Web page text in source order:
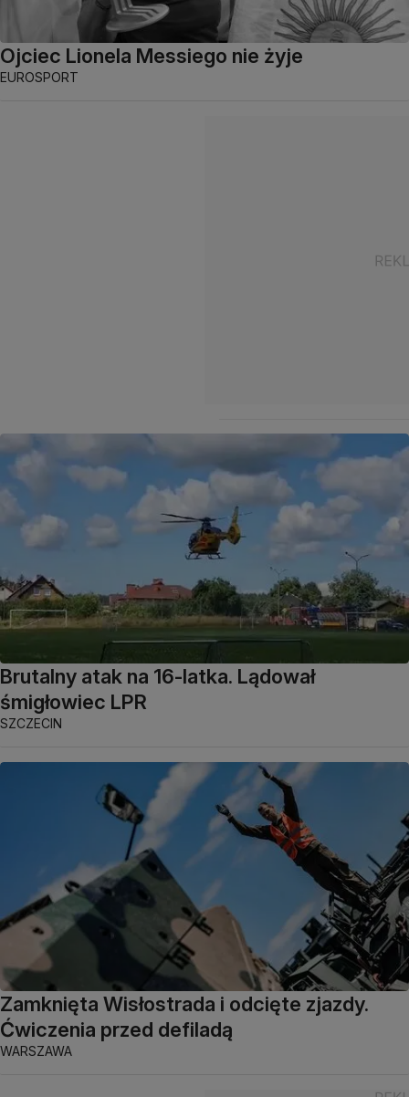
Ojciec Lionela Messiego nie żyje
EUROSPORT
Brutalny atak na 16-latka. Lądował
śmigłowiec LPR
SZCZECIN
Zamknięta Wisłostrada i odcięte zjazdy.
Ćwiczenia przed defiladą
WARSZAWA